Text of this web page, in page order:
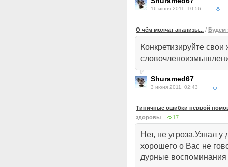
16 июня 2011, 10:56
О чём молчат анализы... / Будем
Конкретизируйте
Shuramed67
3 июня 2011, 02:43
Типичные ошибки первой
здоровы
17
Нет, не угроза.Узнал
хорошего о Вас не
дурные воспоминания